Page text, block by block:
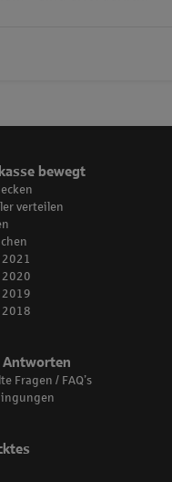
bewegt
verteilen
2020
2019
2018
Antworten
Fragen / FAQ’s